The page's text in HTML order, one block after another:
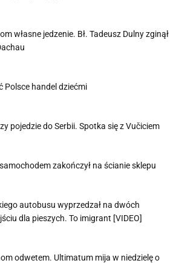
własne jedzenie. Bł. Tadeusz Dulny zginął
Polsce handel dziećmi
pojedzie do Serbii. Spotka się z Vučiciem
zakończył na ścianie sklepu
autobusu wyprzedzał na dwóch
dla pieszych. To imigrant [VIDEO]
odwetem. Ultimatum mija w niedzielę o